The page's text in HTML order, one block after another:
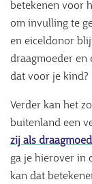
betekenen voor
om invulling te
en eiceldonor
draagmoeder en
dat voor je kind?
Verder kan het
buitenland een
zij als
ga je hierover in
kan dat